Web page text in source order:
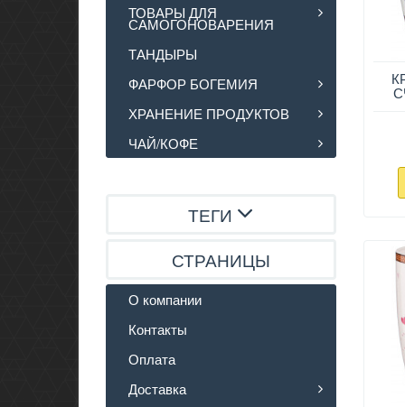
ТОВАРЫ ДЛЯ
САМОГОНОВАРЕНИЯ
ТАНДЫРЫ
ФАРФОР БОГЕМИЯ
ХРАНЕНИЕ ПРОДУКТОВ
ЧАЙ/КОФЕ
ТЕГИ
СТРАНИЦЫ
О компании
Контакты
Оплата
Доставка